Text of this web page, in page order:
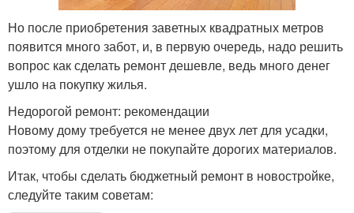
Но после приобретения заветных квадратных метров
появится много забот, и, в первую очередь, надо решить
вопрос как сделать ремонт дешевле, ведь много денег
ушло на покупку жилья.
Недорогой ремонт: рекомендации
Новому дому требуется не менее двух лет для усадки,
поэтому для отделки не покупайте дорогих материалов.
Итак, чтобы сделать бюджетный ремонт в новостройке,
следуйте таким советам: